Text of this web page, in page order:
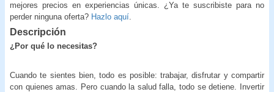
mejores precios en experiencias únicas. ¿Ya te suscribiste para no
perder ninguna oferta? Hazlo aquí
Descripción
¿Por qué lo necesitas?
Cuando te sientes bien, todo es posible: trabajar, disfrutar y compartir
con quienes amas. Pero cuando la salud falla, todo se detiene. Invertir